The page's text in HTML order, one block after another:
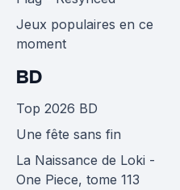
Jeux populaires en ce
moment
BD
Top 2026 BD
Une fête sans fin
La Naissance de Loki -
One Piece, tome 113